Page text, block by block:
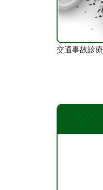
交通事故診療